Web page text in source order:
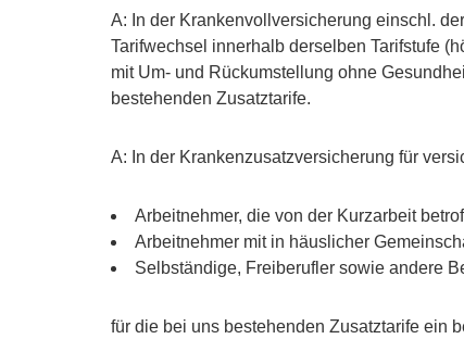
A: In der Krankenvollversicherung einschl.
Tarifwechsel innerhalb derselben Tarifstufe
mit Um- und Rückumstellung ohne
bestehenden Zusatztarife.
A: In der Krankenzusatzversicherung für
Arbeitnehmer, die von der Kurzarbeit
Arbeitnehmer mit in häuslicher
Selbständige, Freiberufler sowie andere
für die bei uns bestehenden Zusatztarife ein